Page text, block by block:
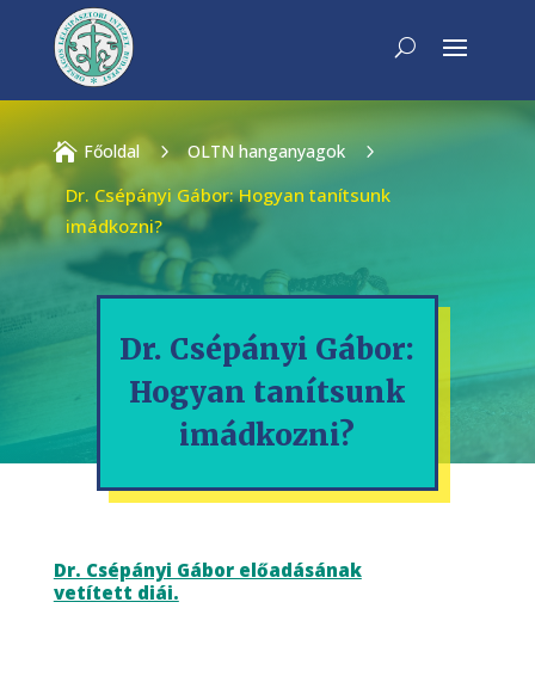
 Főoldal 5 OLTN hanganyagok
5
Dr. Csépányi Gábor: Hogyan tanítsunk
imádkozni?
Dr. Csépányi Gábor:
Hogyan tanítsunk
imádkozni?
Dr. Csépányi Gábor előadásának
vetített diái.